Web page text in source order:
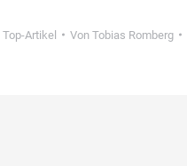
Top-Artikel Von Tobias Romberg